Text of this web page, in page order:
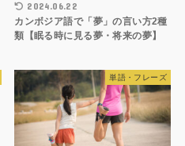
2024.06.22
カンボジア語で「夢」の言い方2種
類【眠る時に見る夢・将来の夢】
単語・フレーズ